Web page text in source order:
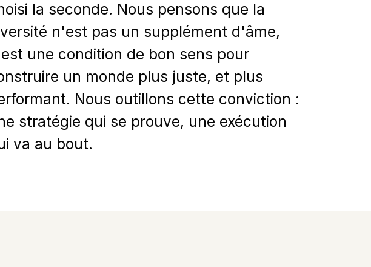
la seconde. Nous pensons que la
n'est pas un supplément d'âme,
une condition de bon sens pour
un monde plus juste, et plus
Nous outillons cette conviction :
stratégie qui se prouve, une exécution
va au bout.